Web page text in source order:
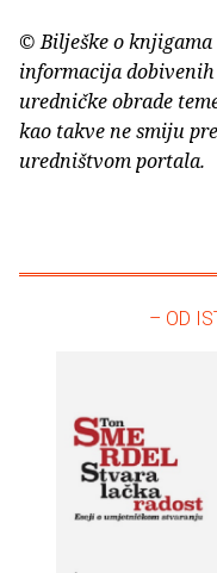
© Bilješke o knjigama
informacija
uredničke obrade
kao takve ne smiju
uredništvom portala.
– OD